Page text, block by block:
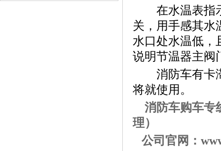
在水温表指示
关，用手感其水
水口处水温低，
说明节温器主阀
消防车有卡
将就使用。
消防车购车专
理）
公司官网：